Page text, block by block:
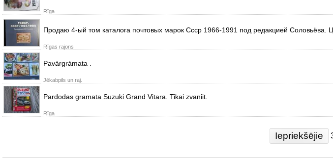
Rīga
Продаю 4-ый том каталога почтовых марок Ссср 1966-1991 под редакцией Соловьёва.
Rīgas rajons
Pavàrgràmata .
Jēkabpils un raj.
Pardodas gramata Suzuki Grand Vitara. Tikai zvaniit.
Rīga
Iepriekšējie